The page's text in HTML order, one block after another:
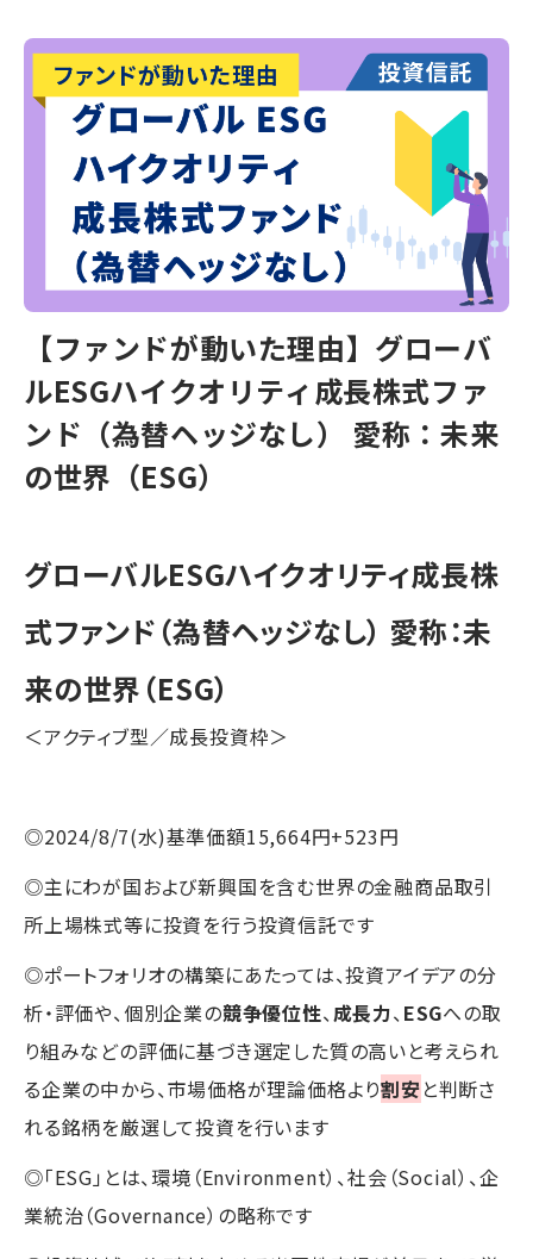
【ファンドが動いた理由】グローバ
ルESGハイクオリティ成長株式ファ
ンド（為替ヘッジなし） 愛称：未来
の世界（ESG）
グローバルESGハイクオリティ成長株
式ファンド（為替ヘッジなし） 愛称：未
来の世界（ESG）
＜アクティブ型／成長投資枠＞
◎2024/8/7(水)基準価額15,664円+523円
◎主にわが国および新興国を含む世界の金融商品取引
所上場株式等に投資を行う投資信託です
◎ポートフォリオの構築にあたっては、投資アイデアの分
析・評価や、個別企業の競争優位性、成長力、ESGへの取
り組みなどの評価に基づき選定した質の高いと考えられ
る企業の中から、市場価格が理論価格より割安と判断さ
れる銘柄を厳選して投資を行います
◎「ESG」とは、環境（Environment）、社会（Social）、企
業統治（Governance）の略称です